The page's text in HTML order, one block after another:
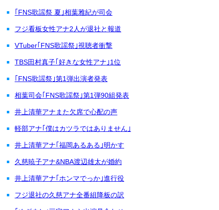
｢FNS歌謡祭 夏｣相葉雅紀が司会
フジ看板女性アナ2人が退社と報道
VTuber｢FNS歌謡祭｣視聴者衝撃
TBS田村真子｢好きな女性アナ｣1位
｢FNS歌謡祭｣第1弾出演者発表
相葉司会｢FNS歌謡祭｣第1弾90組発表
井上清華アナまた欠席で心配の声
軽部アナ｢僕はカツラではありません｣
井上清華アナ｢福岡あるある｣明かす
久慈暁子アナ&NBA渡辺雄太が婚約
井上清華アナ｢ホンマでっか｣進行役
フジ退社の久慈アナ全番組降板の訳